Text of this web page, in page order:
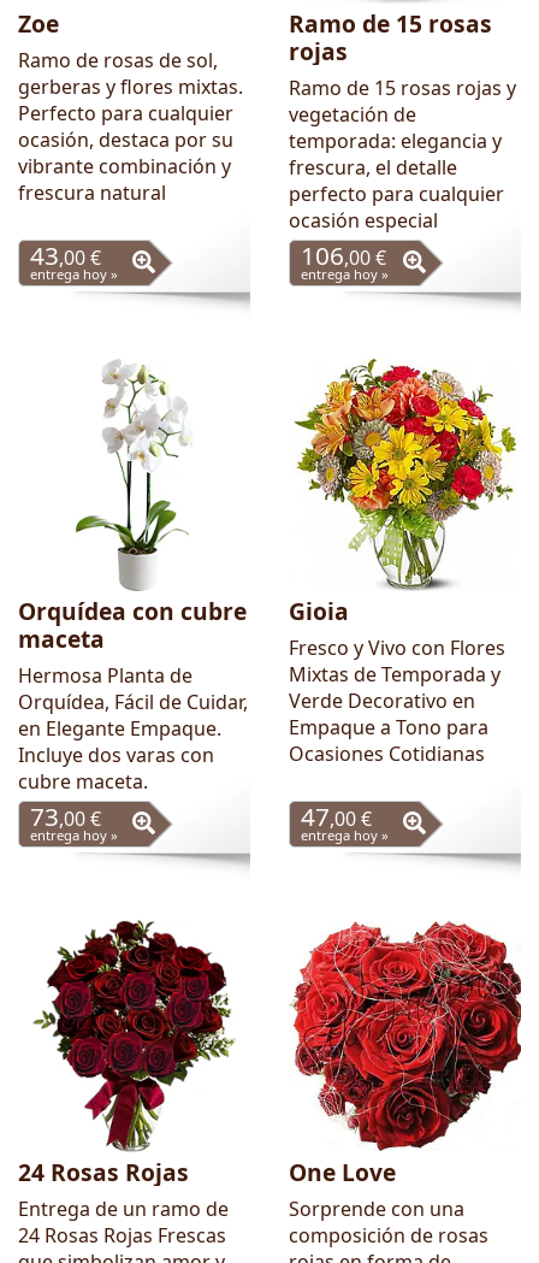
Zoe
Ramo de rosas de sol,
gerberas y flores mixtas.
Perfecto para cualquier
ocasión, destaca por su
vibrante combinación y
frescura natural
43,00 €
entrega hoy »
Ramo de 15 rosas
rojas
Ramo de 15 rosas rojas y
vegetación de
temporada: elegancia y
frescura, el detalle
perfecto para cualquier
ocasión especial
106,00 €
entrega hoy »
Orquídea con cubre
maceta
Hermosa Planta de
Orquídea, Fácil de Cuidar,
en Elegante Empaque.
Incluye dos varas con
cubre maceta.
73,00 €
entrega hoy »
Gioia
Fresco y Vivo con Flores
Mixtas de Temporada y
Verde Decorativo en
Empaque a Tono para
Ocasiones Cotidianas
47,00 €
entrega hoy »
24 Rosas Rojas
Entrega de un ramo de
24 Rosas Rojas Frescas
One Love
Sorprende con una
composición de rosas